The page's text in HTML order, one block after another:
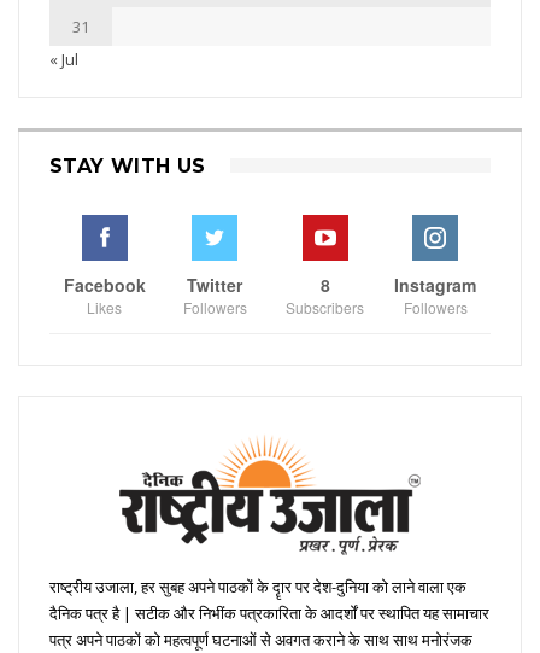
31
« Jul
STAY WITH US
Facebook
Likes
Twitter
Followers
8
Subscribers
Instagram
Followers
राष्ट्रीय उजाला, हर सुबह अपने पाठकों के दॄार पर देश-दुनिया को लाने वाला एक
दैनिक पत्र है | सटीक और निभींक पत्रकारिता के आदर्शों पर स्थापित यह सामाचार
पत्र अपने पाठकों को महत्वपूर्ण घटनाओं से अवगत कराने के साथ साथ मनोरंजक